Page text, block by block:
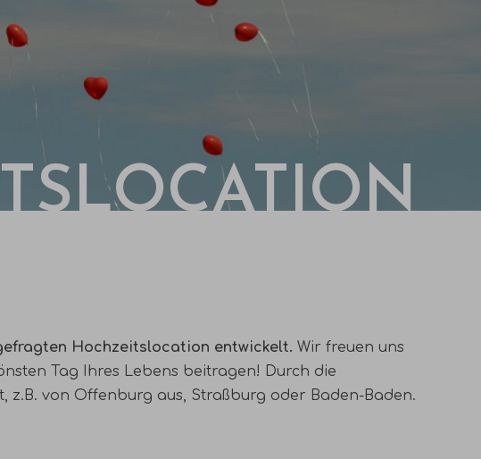
Hochzeitslocation entwickelt. Wir freuen uns
Tag Ihres Lebens beitragen! Durch die
von Offenburg aus, Straßburg oder Baden-Baden.